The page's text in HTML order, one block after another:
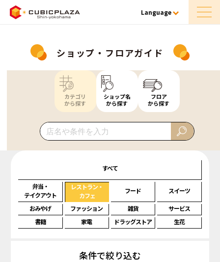
Language
ショップ・フロアガイド
カテゴリ
から探す
ショップ名
から探す
フロア
から探す
すべて
弁当・
テイクアウト
レストラン・
カフェ
フード スイーツ
おみやげ ファッション 雑貨
サービス
書籍
家電 ドラッグストア 生花
条件で絞り込む